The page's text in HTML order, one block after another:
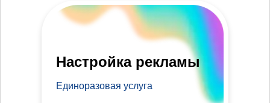
Настройка рекламы
Единоразовая услуга